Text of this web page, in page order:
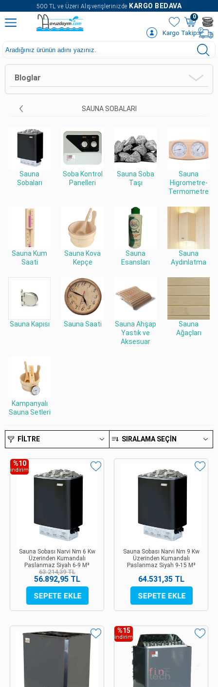
500 TL ve Üzeri Alışverişlerinizde KARGO BEDAVA
0
Kargo Takip
Bloglar
SAUNA SOBALARI
Sauna
Sobaları
Soba Kontrol
Panelleri
Sauna Soba
Taşı
Sauna
Higrometre-
Termometre
Sauna Kum
Saati
Sauna Kova
Kepçe
Sauna
Esansları
Sauna
Aydınlatma
Sauna Kapısı Sauna Saati
Sauna Ahşap
Yastık ve
Aksesuar
Sauna
Ağaçları
Kampanyalı
Sauna Setleri
FILTRE SIRALAMA SEÇIN
%10
indirim
Sauna Sobası Narvi Nm 6 Kw
Üzerinden Kumandalı
Paslanmaz Siyah 6-9 M³
63.214,39 TL
56.892,95 TL
Sauna Sobası Narvi Nm 9 Kw
Üzerinden Kumandalı
Paslanmaz Siyah 9-15 M³
64.531,35 TL
%15
indirim